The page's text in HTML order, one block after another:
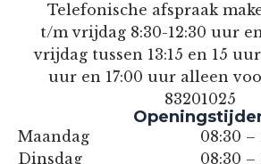
Telefonische afspraak
t/m vrijdag 8:30-12:30 uur
vrijdag tussen 13:15 en 15
uur en 17:00 uur alleen
83201025
Maandag
Dinsdag
08:30 –
08:30 –